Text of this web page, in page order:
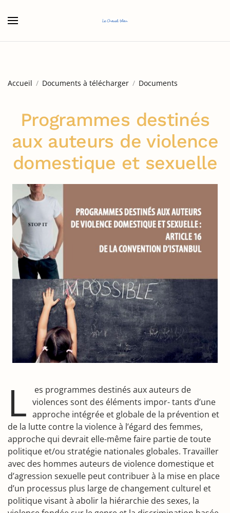
Accueil Documents à télécharger Documents
Programmes destinés
aux auteurs de violence
domestique et sexuelle
L
es programmes destinés aux auteurs de
violences sont des éléments impor- tants d’une
approche intégrée et globale de la prévention et
de la lutte contre la violence à l’égard des femmes,
approche qui devrait elle-même faire partie de toute
politique et/ou stratégie nationales globales. Travailler
avec des hommes auteurs de violence domestique et
d’agression sexuelle peut contribuer à la mise en place
d’un processus plus large de changement culturel et
politique visant à abolir la hiérarchie des sexes, la